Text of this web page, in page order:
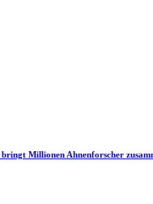
Millionen Ahnenforscher